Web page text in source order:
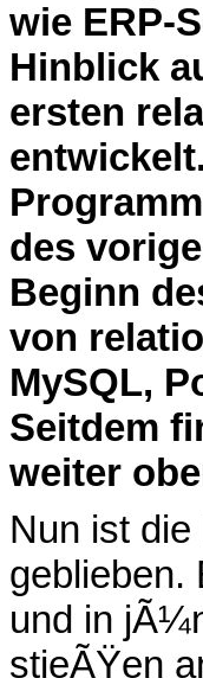
wie ERP-
Hinblick
ersten
des
Beginn
von
MySQL,
Seitdem
weiter
Nun ist
geblieben.
und in
stieÃŸen